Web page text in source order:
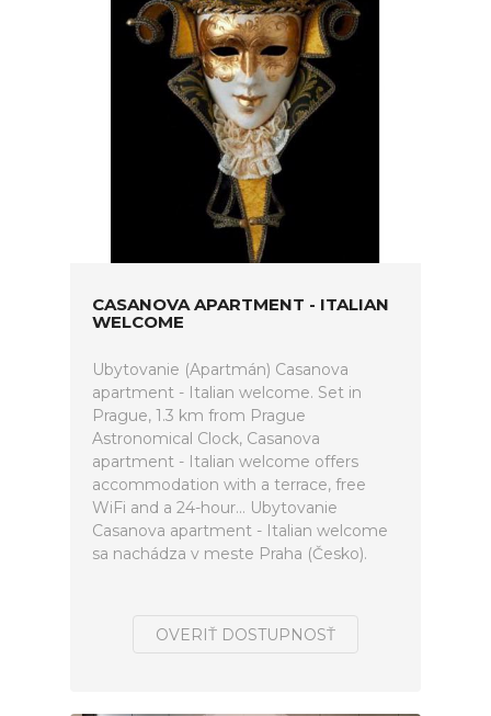
CASANOVA APARTMENT - ITALIAN
WELCOME
Ubytovanie (Apartmán) Casanova
apartment - Italian welcome. Set in
Prague, 1.3 km from Prague
Astronomical Clock, Casanova
apartment - Italian welcome offers
accommodation with a terrace, free
WiFi and a 24-hour... Ubytovanie
Casanova apartment - Italian welcome
sa nachádza v meste Praha (Česko).
OVERIŤ DOSTUPNOSŤ